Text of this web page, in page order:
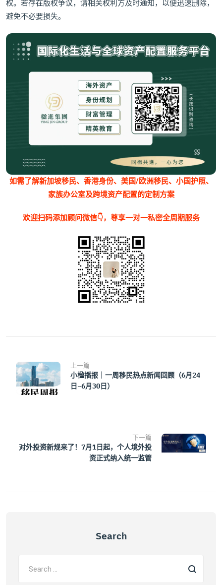
权。若存在版权争议，请相关权利方及时通知，以便迅速删除，
避免不必要损失。
如需了解新加坡移民、香港身份、美国/欧洲移民、小国护照、
家族办公室及跨境资产配置的定制方案
欢迎扫码添加顾问微信👇，尊享一对一私密全周期服务
上一篇
小楹播报｜一周移民热点新闻回顾（6月24
日~6月30日）
下一篇
对外投资新规来了！7月1日起，个人境外投
资正式纳入统一监管
Search